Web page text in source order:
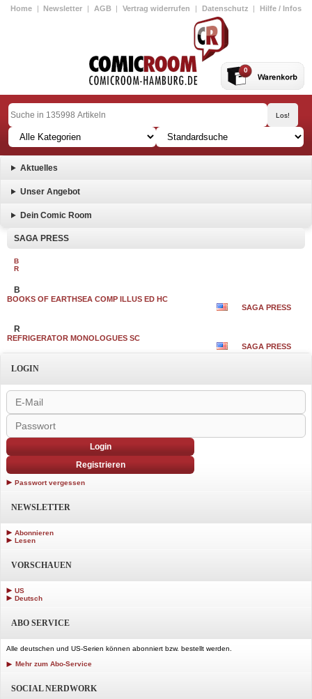
Home | Newsletter | AGB | Vertrag widerrufen | Datenschutz | Hilfe / Infos
0
Aktuelles
Unser Angebot
Dein Comic Room
SAGA PRESS
B
R
B
BOOKS OF EARTHSEA COMP ILLUS ED HC
SAGA PRESS
R
REFRIGERATOR MONOLOGUES SC
SAGA PRESS
LOGIN
Login
Registrieren
Passwort vergessen
NEWSLETTER
Abonnieren
Lesen
VORSCHAUEN
US
Deutsch
ABO SERVICE
Alle deutschen und US-Serien können abonniert bzw. bestellt werden.
Mehr zum Abo-Service
SOCIAL NERDWORK